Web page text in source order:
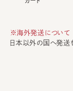
※海外発送について
日本以外の国へ発送